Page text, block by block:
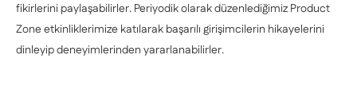
fikirlerini paylaşabilirler. Periyodik olarak düzenlediğimiz Product
Zone etkinliklerimize katılarak başarılı girişimcilerin hikayelerini
dinleyip deneyimlerinden yararlanabilirler.